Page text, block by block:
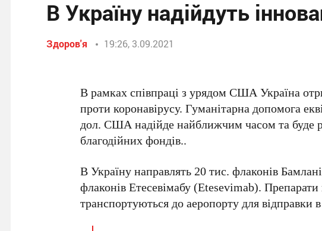
В Україну надійдуть
Здоров'я 19:26, 3.09.2021
В рамках співпраці з урядом США Україна
проти коронавірусу. Гуманітарна допомога
дол. США надійде найближчим часом та буде
благодійних фондів..
В Україну направлять 20 тис. флаконів
флаконів Етесевімабу (Etesevimab).
транспортуються до аеропорту для відправки